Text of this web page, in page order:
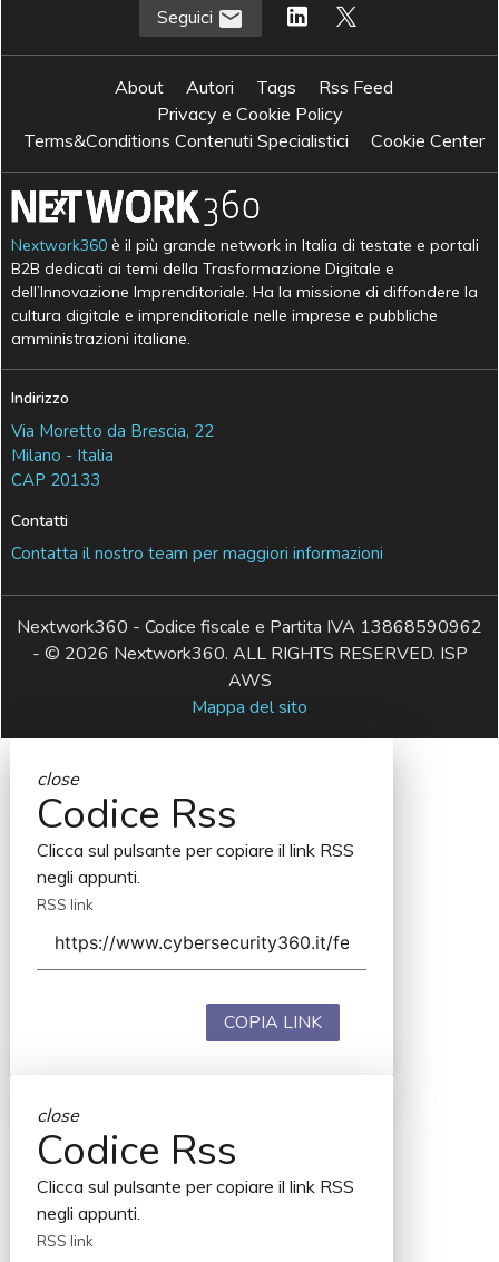
Seguici
About Autori Tags
Rss Feed
Privacy e Cookie Policy
Terms&Conditions Contenuti Specialistici
Cookie Center
Nextwork360 è il più grande network in Italia di testate e portali
B2B dedicati ai temi della Trasformazione Digitale e
dell’Innovazione Imprenditoriale. Ha la missione di diffondere la
cultura digitale e imprenditoriale nelle imprese e pubbliche
amministrazioni italiane.
Indirizzo
Via Moretto da Brescia, 22
Milano - Italia
CAP 20133
Contatti
Contatta il nostro team per maggiori informazioni
Nextwork360 - Codice fiscale e Partita IVA 13868590962
- © 2026 Nextwork360. ALL RIGHTS RESERVED. ISP
AWS
Mappa del sito
close
Codice Rss
Clicca sul pulsante per copiare il link RSS
negli appunti.
RSS link
COPIA LINK
close
Codice Rss
Clicca sul pulsante per copiare il link RSS
negli appunti.
RSS link